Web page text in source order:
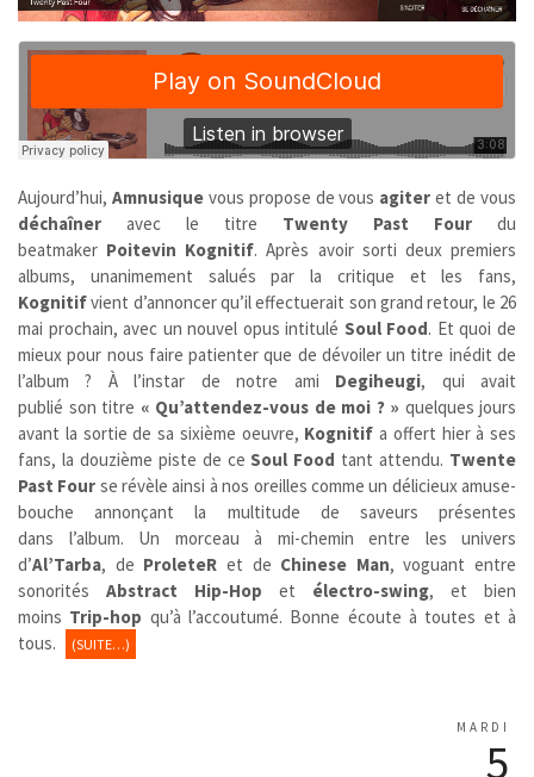
Aujourd’hui, Amnusiquevous propose de vous agiter et de vous
déchaîner avec le titre Twenty Past Four du
beatmaker Poitevin Kognitif. Après avoir sorti deux premiers
albums, unanimement salués par la critique et les fans,
Kognitifvient d’annoncer qu’il effectuerait son grand retour, le 26
mai prochain, avec un nouvel opus intitulé Soul Food. Et quoi de
mieux pour nous faire patienter que de dévoiler un titre inédit de
l’album ? À l’instar de notre ami Degiheugi, qui avait
publié son titre « Qu’attendez-vous de moi ? » quelques jours
avant la sortie de sa sixième oeuvre, Kognitif a offert hier à ses
fans, la douzième piste de ceSoul Food tant attendu. Twente
Past Four se révèle ainsi à nos oreilles comme un délicieux amuse-
bouche annonçant la multitude de saveurs présentes
dans l’album. Un morceau à mi-chemin entre les univers
d’Al’Tarba, de ProleteR et de Chinese Man, voguant entre
sonorités Abstract Hip-Hop et électro-swing, et bien
moins Trip-hop qu’à l’accoutumé. Bonne écoute à toutes et à
tous.
(SUITE…)
MARDI
5